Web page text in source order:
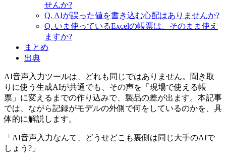
せんか?
Q. AIが誤った値を書き込む心配はありませんか?
Q. いま 使っているExcelの帳票は、 そのまま 使え
ますか?
まとめ
出典
AI音声入力ツールは、どれも同じではありません。聞き取
りに使う生成AIが共通でも、その声を「現場で使える帳
票」に変えるまでの作り込みで、製品の差が出ます。本記事
では、ながら記録がモデルの外側で何をしているのかを、具
体的に解説します。
「AI音声入力なんて、どうせどこも裏側は同じ大手のAIで
しょう?」